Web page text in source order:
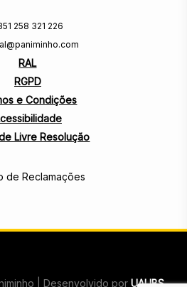
258 321 226
RAL
RGPD
e Condições
Livre Resolução
| Desenvolvido por UAUBS